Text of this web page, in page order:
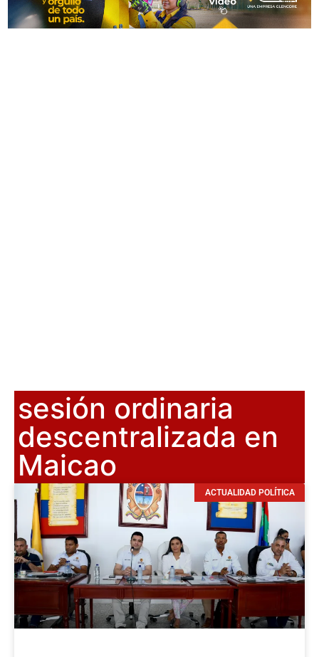
sesión ordinaria
descentralizada en
Maicao
ACTUALIDAD POLÍTICA